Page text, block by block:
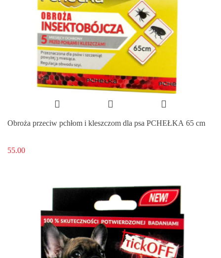
Obroża przeciw pchłom i kleszczom dla psa PCHEŁKA 65 cm
55.00